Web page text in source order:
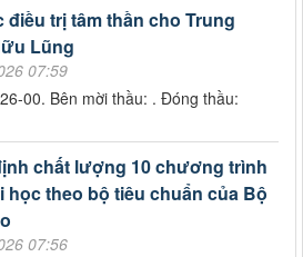
điều trị tâm thần cho Trung
Lũng
07:59
00. Bên mời thầu: . Đóng thầu:
chất lượng 10 chương trình
học theo bộ tiêu chuẩn của Bộ
07:56